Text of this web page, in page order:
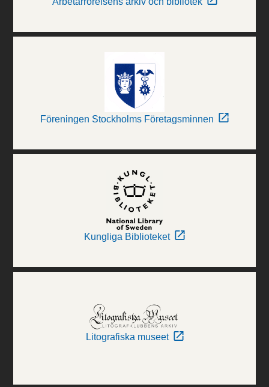
Föreningen Stockholms Företagsminnen
Kungliga Biblioteket
Litografiska museet